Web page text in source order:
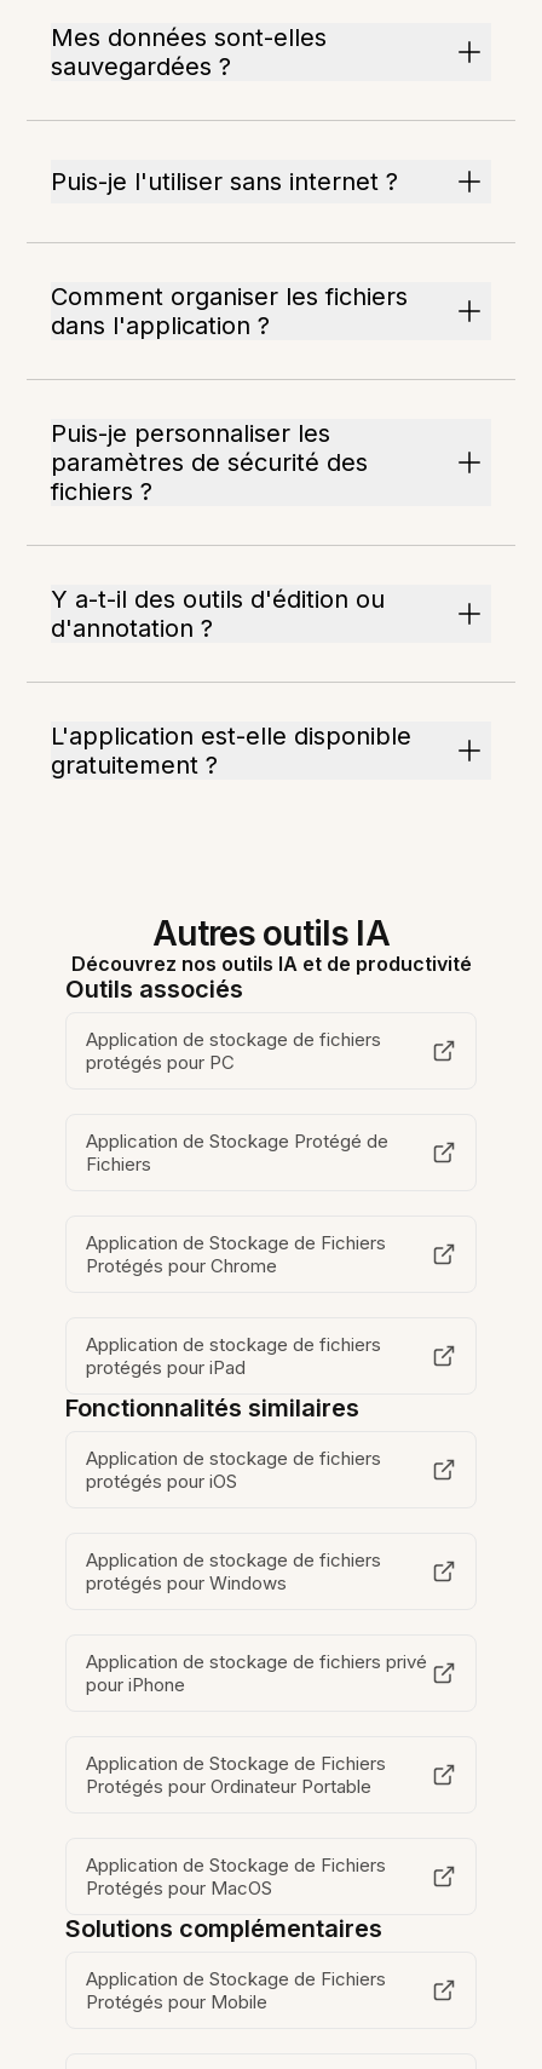
Mes données sont-elles
sauvegardées ?
Puis-je l'utiliser sans internet ?
Comment organiser les fichiers
dans l'application ?
Puis-je personnaliser les
paramètres de sécurité des
fichiers ?
Y a-t-il des outils d'édition ou
d'annotation ?
L'application est-elle disponible
gratuitement ?
Autres outils IA
Découvrez nos outils IA et de productivité
Outils associés
Application de stockage de fichiers
protégés pour PC
Application de Stockage Protégé de
Fichiers
Application de Stockage de Fichiers
Protégés pour Chrome
Application de stockage de fichiers
protégés pour iPad
Fonctionnalités similaires
Application de stockage de fichiers
protégés pour iOS
Application de stockage de fichiers
protégés pour Windows
Application de stockage de fichiers privé
pour iPhone
Application de Stockage de Fichiers
Protégés pour Ordinateur Portable
Application de Stockage de Fichiers
Protégés pour MacOS
Solutions complémentaires
Application de Stockage de Fichiers
Protégés pour Mobile